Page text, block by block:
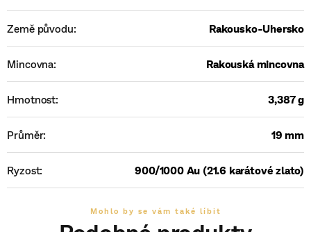
Země původu: Rakousko-Uhersko
Mincovna: Rakouská mincovna
Hmotnost: 3,387 g
Průměr: 19 mm
Ryzost: 900/1000 Au (21.6 karátové zlato)